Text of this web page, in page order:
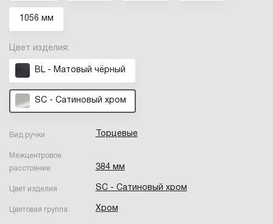
1056 мм
Цвет изделия:
BL - Матовый чёрный
SC - Сатиновый хром
Вид ручки Торцевые
Межцентровое
расстояние
384 мм
Цвет изделия SC - Сатиновый хром
Цветовая группа Хром